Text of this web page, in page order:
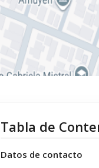
Tabla de
Datos de contacto